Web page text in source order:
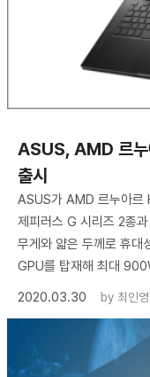
ASUS, AMD 르누
출시
ASUS가 AMD 르누아르
제피러스 G 시리즈 2종
무게와 얇은 두께로 휴
GPU를 탑재해 최대
2020.03.30
by 최인